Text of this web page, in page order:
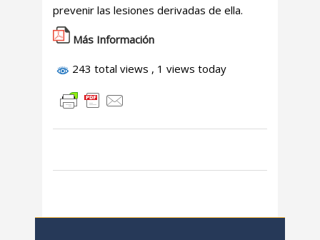
prevenir las lesiones derivadas de ella.
Más Información
243 total views , 1 views today